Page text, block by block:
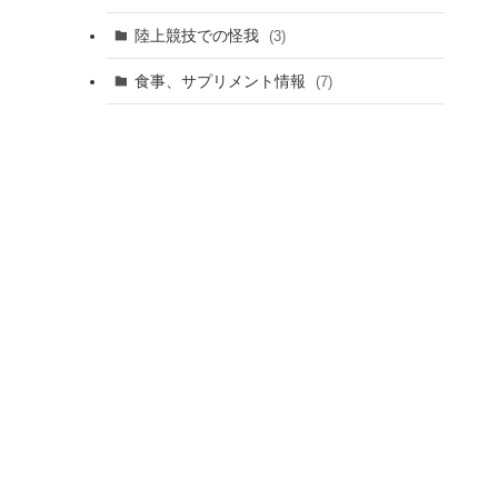
陸上競技での怪我 (3)
食事、サプリメント情報 (7)